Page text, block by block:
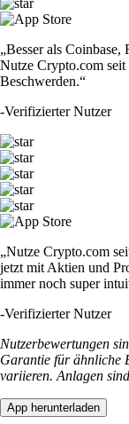
„Besser als
Nutze Crypto.com
Beschwerden.“
-Verifizierter Nutzer
„Nutze Crypto.com
jetzt mit Aktien und
immer noch super
-Verifizierter Nutzer
Nutzerbewertungen
Garantie für ähnliche
variieren. Anlagen
App herunterladen